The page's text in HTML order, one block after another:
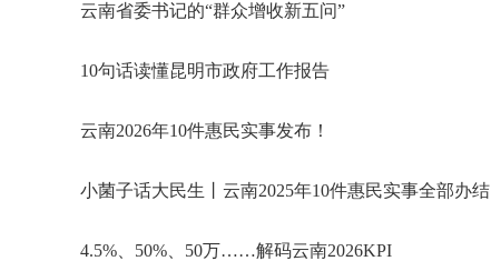
云南省委书记的“群众增收新五问”
10句话读懂昆明市政府工作报告
云南2026年10件惠民实事发布！
小菌子话大民生丨云南2025年10件惠民实事全部办结
4.5%、50%、50万……解码云南2026KPI